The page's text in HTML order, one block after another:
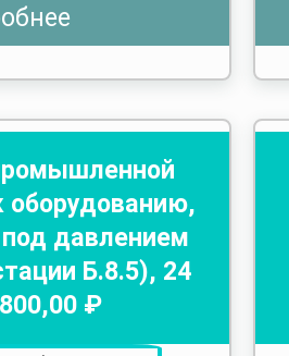
оборудованию,
давлением
Б.8.5), 24
,00 ₽